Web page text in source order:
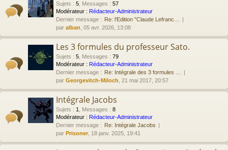
Sujets : 5 Messages : 57
Modérateur : Rédacteur-Administrateur
Dernier message : Re: l'Edition "Claude Lefranc…
par alban , 05 avr. 2026, 13:08
Les 3 formules du professeur Sato.
Sujets : 5 Messages : 79
Modérateur : Rédacteur-Administrateur
Dernier message : Re: Intégrale des 3 formules …
par Georgevitch-Miloch , 21 mai 2017, 20:57
Intégrale Jacobs
Sujets : 1 Messages : 8
Modérateur : Rédacteur-Administrateur
Dernier message : Re: Intégrale Jacobs
par Prisoner , 18 janv. 2025, 19:41